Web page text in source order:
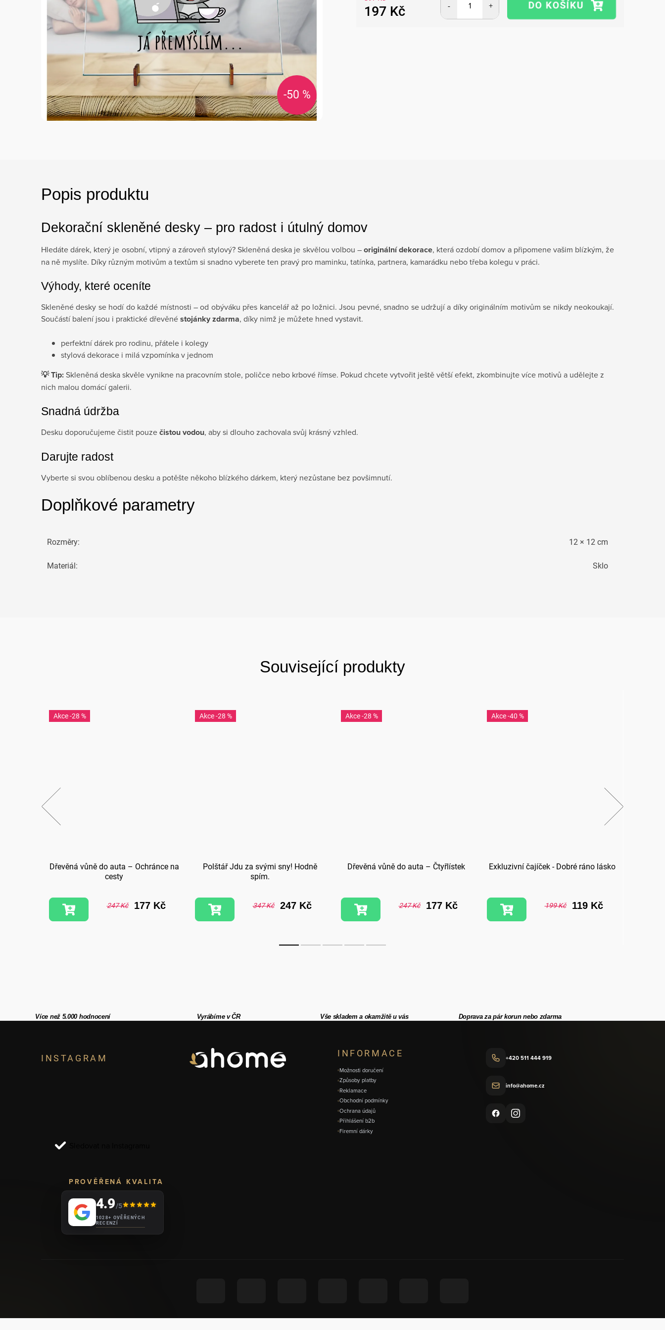
-50 %
197 Kč
Popis produktu
Dekorační skleněné desky – pro radost i útulný domov
Hledáte dárek, který je osobní, vtipný a zároveň stylový? Skleněná deska je skvělou volbou –originální dekorace, která ozdobí domov a připomene vašim blízkým, že
na ně myslíte. Díky různým motivům a textům si snadno vyberete ten pravý pro maminku, tatínka, partnera, kamarádku nebo třeba kolegu v práci.
Výhody, které oceníte
Skleněné desky se hodí do každé místnosti – od obýváku přes kancelář až po ložnici. Jsou pevné, snadno se udržují a díky originálním motivům se nikdy neokoukají.
Součástí balení jsou i praktické dřevěnéstojánky zdarma, díky nimž je můžete hned vystavit.
perfektní dárek pro rodinu, přátele i kolegy
stylová dekorace i milá vzpomínka v jednom
💡 Tip:Skleněná deska skvěle vynikne na pracovním stole, poličce nebo krbové římse. Pokud chcete vytvořit ještě větší efekt, zkombinujte více motivů a udělejte z
nich malou domácí galerii.
Snadná údržba
Desku doporučujeme čistit pouzečistou vodou, aby si dlouho zachovala svůj krásný vzhled.
Darujte radost
Vyberte si svou oblíbenou desku a potěšte někoho blízkého dárkem, který nezůstane bez povšimnutí.
Doplňkové parametry
Rozměry: 12 × 12 cm
Materiál: Sklo
Související produkty
-28 %
Dřevěná vůně do auta – Ochránce na
cesty
247 Kč 177 Kč
-28 %
Polštář Jdu za svými sny! Hodně
spím.
347 Kč 247 Kč
-28 %
Dřevěná vůně do auta – Čtyřlístek
247 Kč 177 Kč
-40 %
Exkluzivní čajíček - Dobré ráno lásko
199 Kč 119 Kč
Více než 5.000 hodnocení Vyrábíme v ČR Vše skladem a okamžitě u vás Doprava za pár korun nebo zdarma
INSTAGRAM INFORMACE
Možnosti doručení
Způsoby platby
Reklamace
Obchodní podmínky
Ochrana údajů
Přihlášení b2b
Firemní dárky
+420 511 444 919
info@ahome.cz
PROVĚŘENÁ KVALITA
4.9/5
1028+ OVĚŘENÝCH
RECENZÍ